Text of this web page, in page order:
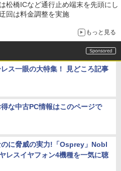
松橋ICなど通行止め端末を先頭にし
回は料金調整を実施
もっと見る
ス一眼の大特集！ 見どころ記事
な中古PC情報はこのページで
のに脅威の実力!「Osprey」Nobl
レスイヤフォン4機種を一気に聴